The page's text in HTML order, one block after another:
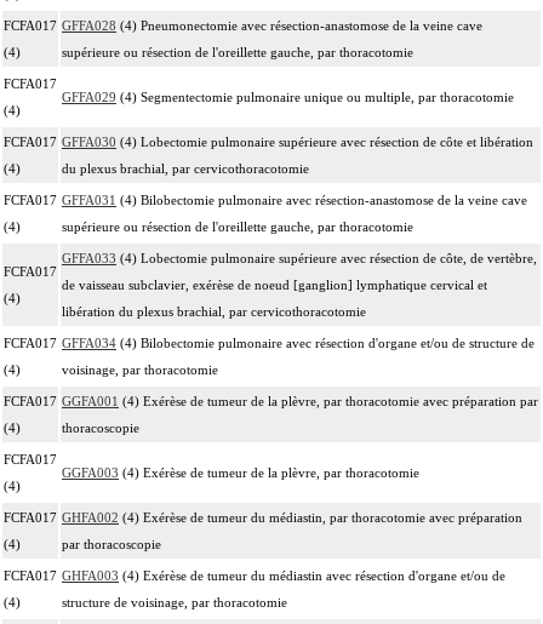
FCFA017
(4)
GFFA028 (4) Pneumonectomie avec résection-anastomose de la veine cave
supérieure ou résection de l'oreillette gauche, par thoracotomie
FCFA017
(4)
GFFA029 (4) Segmentectomie pulmonaire unique ou multiple, par thoracotomie
FCFA017
(4)
GFFA030 (4) Lobectomie pulmonaire supérieure avec résection de côte et libération
du plexus brachial, par cervicothoracotomie
FCFA017
(4)
GFFA031 (4) Bilobectomie pulmonaire avec résection-anastomose de la veine cave
supérieure ou résection de l'oreillette gauche, par thoracotomie
FCFA017
(4)
GFFA033 (4) Lobectomie pulmonaire supérieure avec résection de côte, de vertèbre,
de vaisseau subclavier, exérèse de noeud [ganglion] lymphatique cervical et
libération du plexus brachial, par cervicothoracotomie
FCFA017
(4)
GFFA034 (4) Bilobectomie pulmonaire avec résection d'organe et/ou de structure de
voisinage, par thoracotomie
FCFA017
(4)
GGFA001 (4) Exérèse de tumeur de la plèvre, par thoracotomie avec préparation par
thoracoscopie
FCFA017
(4)
GGFA003 (4) Exérèse de tumeur de la plèvre, par thoracotomie
FCFA017
(4)
GHFA002 (4) Exérèse de tumeur du médiastin, par thoracotomie avec préparation
par thoracoscopie
FCFA017
(4)
GHFA003 (4) Exérèse de tumeur du médiastin avec résection d'organe et/ou de
structure de voisinage, par thoracotomie